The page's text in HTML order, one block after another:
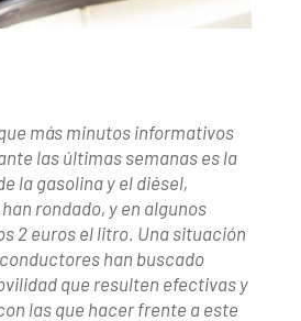
más minutos informativos
las últimas semanas es la
la gasolina y el diésel,
rondado, y en algunos
2 euros el litro. Una situación
han buscado
que resulten efectivas y
las que hacer frente a este